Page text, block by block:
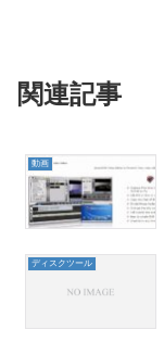
関連記事
動画
ディスクツール